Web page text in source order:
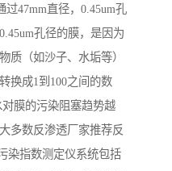
47mm直径，0.45um孔
孔径的膜，是因为
质（如沙子、水垢等）
换成1到100之间的数
膜的污染阻塞趋势越
多数反渗透厂家推荐反
染指数测定仪系统包括